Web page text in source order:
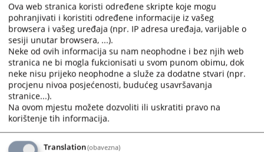
Sudska nagodba predstavlja:
Kraći i efikasniji postupak
Vaš spor se okončava zaključivanjem sudske nagodbe pred
prvostepenim sudom. Sporazum stranaka se unosi u zapisnik
koji stranke potpisuju. Sudska nagodba ima status izvršne
isprave, bez drugostepenog žalbenog postupka u predmetu.
Jeftiniji postupak
Sudska nagodba je privilegovana sa aspekta plaćanja sudske
takse, a prema odredbama Zakona o sudskim taksama.
Zaključivanje sporazuma među strankama znatno skraćuje
vrijeme trajanja spora, te na taj način reducira i ostale potencijalne
Ova web stranica koristi određene skripte koje mogu
pohranjivati i koristiti određene informacije iz vašeg
browsera i vašeg uređaja (npr. IP adresa uređaja, varijable o
sesiji unutar browsera, ...).
Neke od ovih informacija su nam neophodne i bez njih web
stranica ne bi mogla fukcionisati u svom punom obimu, dok
neke nisu prijeko neophodne a služe za dodatne stvari (npr.
procjenu nivoa posjećenosti, budućeg usavršavanja
stranice...).
Na ovom mjestu možete dozvoliti ili uskratiti pravo na
korištenje tih informacija.
Translation(obavezna)